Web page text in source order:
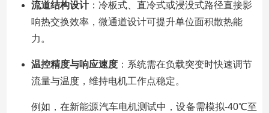
流道结构设计：冷板式、直冷式或浸没式路径直接影
响热交换效率，微通道设计可提升单位面积散热能
力。
温控精度与响应速度：系统需在负载突变时快速调节
流量与温度，维持电机工作点稳定。
例如，在新能源汽车电机测试中，设备需模拟-40℃至